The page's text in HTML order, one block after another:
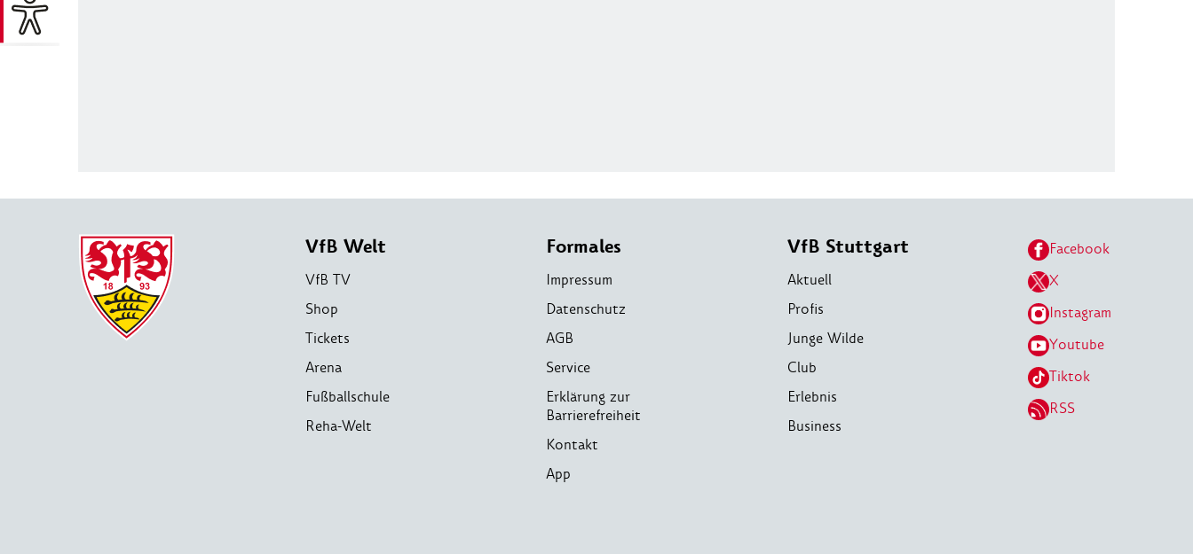
VfB Welt
VfB TV
Shop
Tickets
Arena
Fußballschule
Reha-Welt
Formales
Impressum
Datenschutz
AGB
Service
Erklärung zur
Barrierefreiheit
Kontakt
App
VfB Stuttgart
Aktuell
Profis
Junge Wilde
Club
Erlebnis
Business
Facebook
X
Instagram
Youtube
Tiktok
RSS